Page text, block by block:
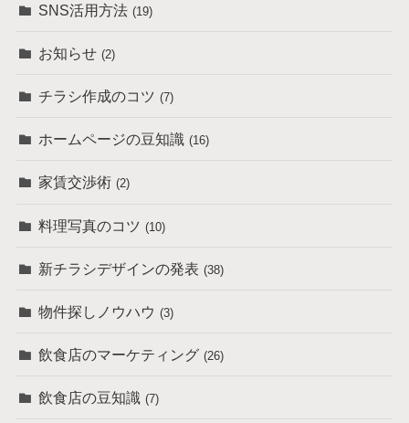
SNS活用方法 (19)
お知らせ (2)
チラシ作成のコツ (7)
ホームページの豆知識 (16)
家賃交渉術 (2)
料理写真のコツ (10)
新チラシデザインの発表 (38)
物件探しノウハウ (3)
飲食店のマーケティング (26)
飲食店の豆知識 (7)